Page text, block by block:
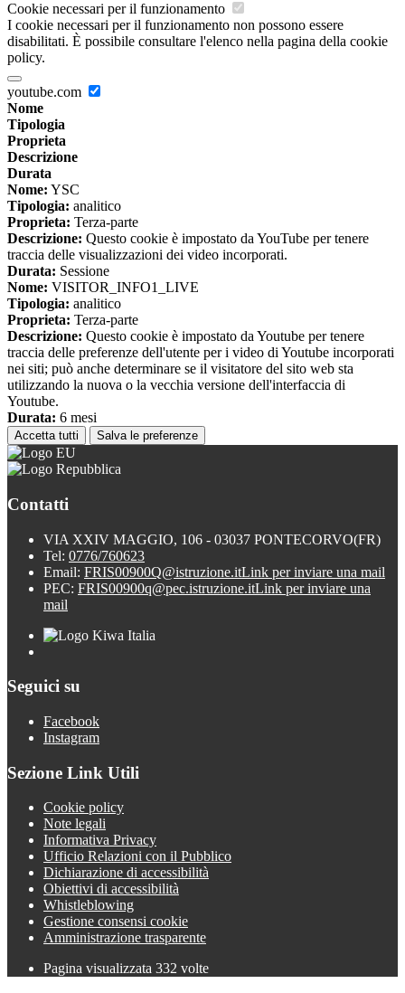
Cookie necessari per il funzionamento
I cookie necessari per il funzionamento non possono essere
disabilitati. È possibile consultare l'elenco nella pagina della cookie
policy.
youtube.com
Nome
Tipologia
Proprieta
Descrizione
Durata
Nome: YSC
Tipologia: analitico
Proprieta: Terza-parte
Descrizione: Questo cookie è impostato da YouTube per tenere
traccia delle visualizzazioni dei video incorporati.
Durata: Sessione
Nome: VISITOR_INFO1_LIVE
Tipologia: analitico
Proprieta: Terza-parte
Descrizione: Questo cookie è impostato da Youtube per tenere
traccia delle preferenze dell'utente per i video di Youtube incorporati
nei siti; può anche determinare se il visitatore del sito web sta
utilizzando la nuova o la vecchia versione dell'interfaccia di
Youtube.
Durata: 6 mesi
Accetta tutti Salva le preferenze
Contatti
VIA XXIV MAGGIO, 106 - 03037 PONTECORVO(FR)
Tel: 0776/760623
Email: FRIS00900Q@istruzione.itLink per inviare una mail
PEC: FRIS00900q@pec.istruzione.itLink per inviare una
mail
Seguici su
Facebook
Instagram
Sezione Link Utili
Cookie policy
Note legali
Informativa Privacy
Ufficio Relazioni con il Pubblico
Dichiarazione di accessibilità
Obiettivi di accessibilità
Whistleblowing
Gestione consensi cookie
Amministrazione trasparente
Pagina visualizzata 332 volte